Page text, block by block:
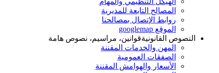
المصالح التابعة للمديرية
روابط الإتصال بمصالحنا
الموقع googlemap
النصوص القانونيةقوانين، مراسيم، نصوص هامة
المهن والخدمات المقننة
الصفقات العمومية
الأسعار والهوامش المقننة